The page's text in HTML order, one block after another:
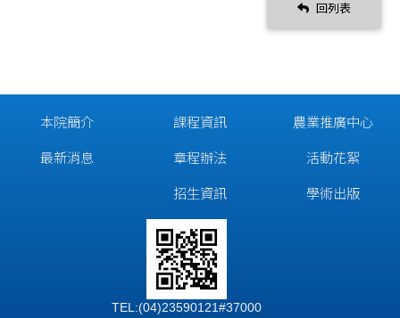
回列表
本院簡介
最新消息
課程資訊
章程辦法
招生資訊
農業推廣中心
活動花絮
學術出版
TEL:(04)23590121#37000